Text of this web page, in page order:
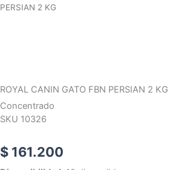
PERSIAN 2 KG
ROYAL CANIN GATO FBN PERSIAN 2 KG
Concentrado
SKU 10326
$ 161.200